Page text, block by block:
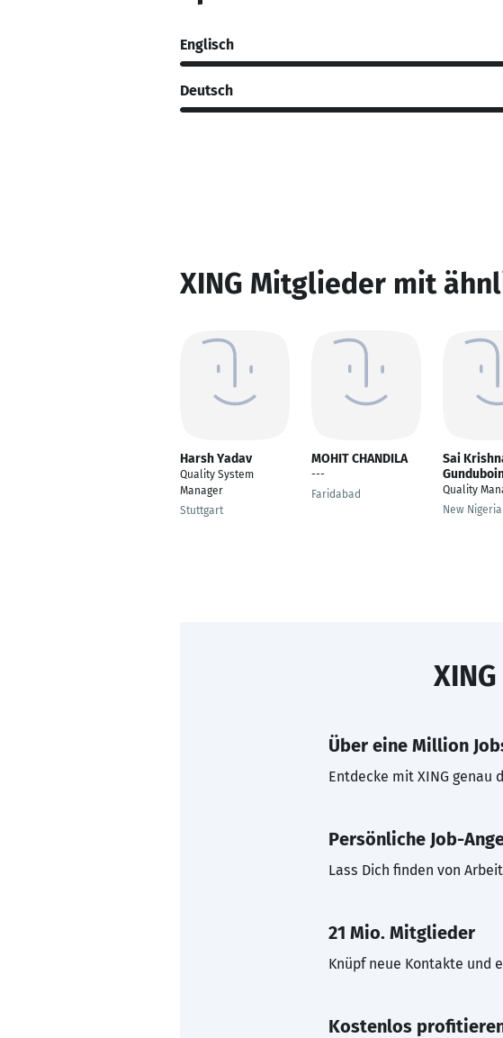
Englisch
Deutsch
XING Mitglieder mit
Harsh Yadav
Quality System
Manager
Stuttgart
MOHIT CHANDILA
---
Faridabad
Sai
Quality
New Nigeria
Über eine Million
Entdecke mit XING genau
Persönliche Job-
Lass Dich finden von
21 Mio. Mitglieder
Knüpf neue Kontakte und
Kostenlos